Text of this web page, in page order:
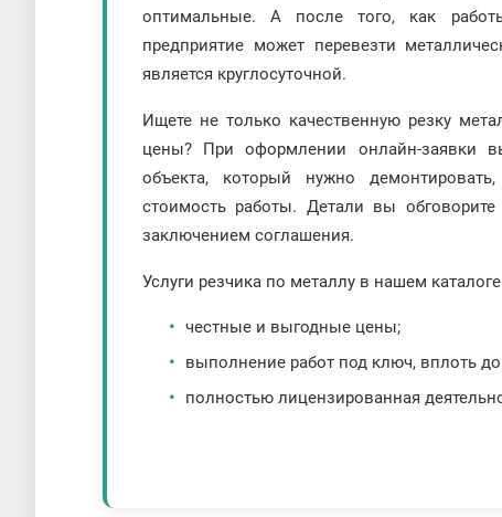
оптимальные. А после того, как
предприятие может перевезти
является круглосуточной.
Ищете не только качественную резку
цены? При оформлении онлайн-заявки
объекта, который нужно
стоимость работы. Детали вы
заключением соглашения.
Услуги резчика по металлу в нашем
честные и выгодные цены;
выполнение работ под ключ, вплоть
полностью лицензированная